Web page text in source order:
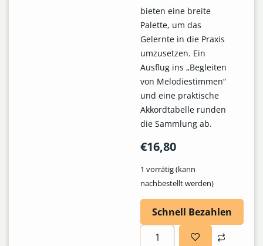
bieten eine breite
Palette, um das
Gelernte in die Praxis
umzusetzen. Ein
Ausflug ins „Begleiten
von Melodiestimmen“
und eine praktische
Akkordtabelle runden
die Sammlung ab.
€16,80
1 vorrätig (kann
nachbestellt werden)
Schnell Bezahlen